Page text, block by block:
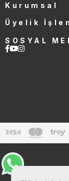
Kurumsal
Üyelik
SOSYAL